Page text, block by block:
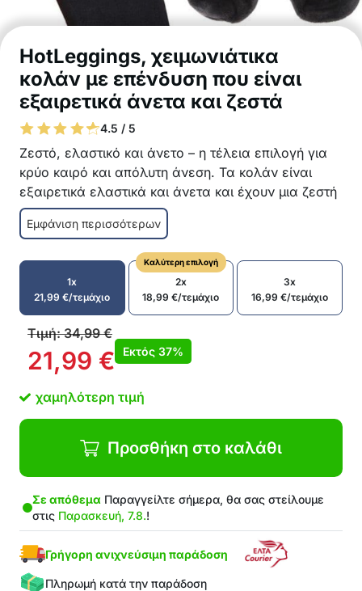
HotLeggings, χειμωνιάτικα
κολάν με επένδυση που είναι
εξαιρετικά άνετα και ζεστά
4.5 / 5
Ζεστό, ελαστικό και άνετο – η τέλεια επιλογή για
κρύο καιρό και απόλυτη άνεση. Τα κολάν είναι
εξαιρετικά ελαστικά και άνετα και έχουν μια ζεστή
επένδυση στο εσωτερικό. Universal μέγεθος για
όλες τις φιγούρες!
Επενδυμένο και ευχάριστα ζεστό κολάν.
Ψηλή μέση που αδυνατίζει οπτικά τη σωματική
διάπλαση και επιμηκύνει τα πόδια.
Σχηματίζουν υπέροχα τη σιλουέτα σας
Ταιριάζουν τέλεια στο σώμα
Universal μέγεθος
Υψηλή ελαστικότητα, διαπνοή και άνεση
Υλικό βαμβάκι (με φλις στο εσωτερικό)
Εμφάνιση περισσότερων
1x
21,99€/τεμάχιο
Καλύτερη επιλογή
2x
18,99€/τεμάχιο
3x
16,99€/τεμάχιο
Τιμή:34,99€
21,99 € Εκτός 37%
χαμηλότερη τιμή
Προσθήκη στο καλάθι
Σε απόθεμα Παραγγείλτε σήμερα, θα σας στείλουμε
στις Παρασκευή, 7.8.!
Γρήγορη ανιχνεύσιμη παράδοση
Πληρωμή κατά την παράδοση